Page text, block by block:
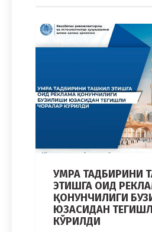
УМРА ТАДБИРИНИ
ЭТИШГА ОИД
ҚОНУНЧИЛИГИ
ЮЗАСИДАН
КЎРИЛДИ